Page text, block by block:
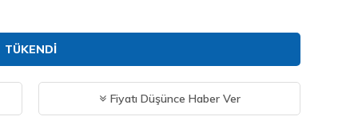
TÜKENDI
Fiyatı Düşünce Haber Ver